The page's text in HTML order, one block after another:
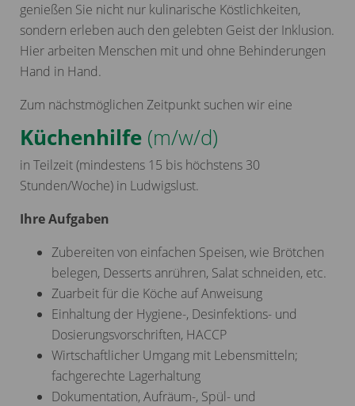
genießen Sie nicht nur kulinarische Köstlichkeiten,
sondern erleben auch den gelebten Geist der Inklusion.
Hier arbeiten Menschen mit und ohne Behinderungen
Hand in Hand.
Zum nächstmöglichen Zeitpunkt suchen wir eine
Küchenhilfe (m/w/d)
in Teilzeit (mindestens 15 bis höchstens 30
Stunden/Woche) in Ludwigslust.
Ihre Aufgaben
Zubereiten von einfachen Speisen, wie Brötchen
belegen, Desserts anrühren, Salat schneiden, etc.
Zuarbeit für die Köche auf Anweisung
Einhaltung der Hygiene-, Desinfektions- und
Dosierungsvorschriften, HACCP
Wirtschaftlicher Umgang mit Lebensmitteln;
fachgerechte Lagerhaltung
Dokumentation, Aufräum-, Spül- und